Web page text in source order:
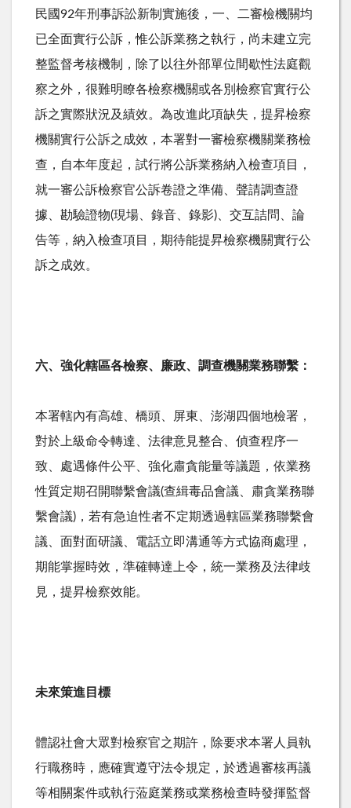
民國92年刑事訴訟新制實施後，一、二審檢機關均
已全面實行公訴，惟公訴業務之執行，尚未建立完
整監督考核機制，除了以往外部單位間歇性法庭觀
察之外，很難明瞭各檢察機關或各別檢察官實行公
訴之實際狀況及績效。為改進此項缺失，提昇檢察
機關實行公訴之成效，本署對一審檢察機關業務檢
查，自本年度起，試行將公訴業務納入檢查項目，
就一審公訴檢察官公訴卷證之準備、聲請調查證
據、勘驗證物(現場、錄音、錄影)、交互詰問、論
告等，納入檢查項目，期待能提昇檢察機關實行公
訴之成效。
六、強化轄區各檢察、廉政、調查機關業務聯繫：
本署轄內有高雄、橋頭、屏東、澎湖四個地檢署，
對於上級命令轉達、法律意見整合、偵查程序一
致、處遇條件公平、強化肅貪能量等議題，依業務
性質定期召開聯繫會議(查緝毒品會議、肅貪業務聯
繫會議)，若有急迫性者不定期透過轄區業務聯繫會
議、面對面研議、電話立即溝通等方式協商處理，
期能掌握時效，準確轉達上令，統一業務及法律歧
見，提昇檢察效能。
未來策進目標
體認社會大眾對檢察官之期許，除要求本署人員執
行職務時，應確實遵守法令規定，於透過審核再議
等相關案件或執行蒞庭業務或業務檢查時發揮監督